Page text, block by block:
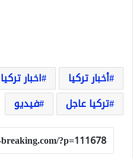
أخبار تركيا اخبار تركيا
تركيا عاجل
فيديو